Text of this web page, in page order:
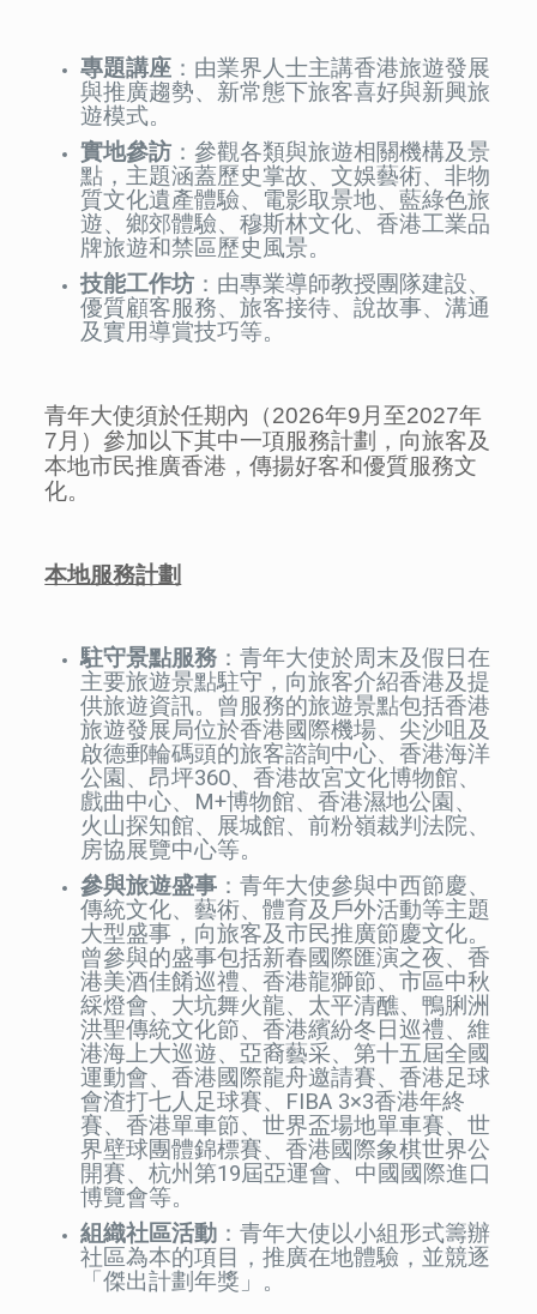
專題講座 ：由業界人士主講香港旅遊發展
與推廣趨勢、新常態下旅客喜好與新興旅
遊模式。
實地參訪 ：參觀各類與旅遊相關機構及景
點，主題涵蓋歷史掌故、文娛藝術、非物
質文化遺產體驗、電影取景地、藍綠色旅
遊、鄉郊體驗、穆斯林文化、香港工業品
牌旅遊和禁區歷史風景。
技能工作坊 ：由專業導師教授團隊建設、
優質顧客服務、旅客接待、說故事、溝通
及實用導賞技巧等。
青年大使須於任期內（2026年9月至2027年
7月）參加以下其中一項服務計劃，向旅客及
本地市民推廣香港，傳揚好客和優質服務文
化。
本地服務計劃
駐守景點服務 ：青年大使於周末及假日在
主要旅遊景點駐守，向旅客介紹香港及提
供旅遊資訊。曾服務的旅遊景點包括香港
旅遊發展局位於香港國際機場、尖沙咀及
啟德郵輪碼頭的旅客諮詢中心、香港海洋
公園、昂坪360、香港故宮文化博物館、
戲曲中心、M+博物館、香港濕地公園、
火山探知館、展城館、前粉嶺裁判法院、
房協展覽中心等。
參與旅遊盛事 ：青年大使參與中西節慶、
傳統文化、藝術、體育及戶外活動等主題
大型盛事，向旅客及市民推廣節慶文化。
曾參與的盛事包括新春國際匯演之夜、香
港美酒佳餚巡禮、香港龍獅節、市區中秋
綵燈會、大坑舞火龍、太平清醮、鴨脷洲
洪聖傳統文化節、香港繽紛冬日巡禮、維
港海上大巡遊、亞裔藝采、第十五屆全國
運動會、香港國際龍舟邀請賽、香港足球
會渣打七人足球賽、FIBA 3×3香港年終
賽、香港單車節、世界盃場地單車賽、世
界壁球團體錦標賽、香港國際象棋世界公
開賽、杭州第19屆亞運會、中國國際進口
博覽會等。
組織社區活動 ：青年大使以小組形式籌辦
社區為本的項目，推廣在地體驗，並競逐
「傑出計劃年獎」。